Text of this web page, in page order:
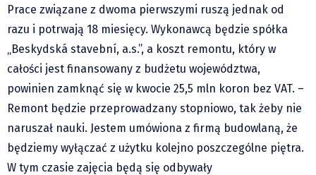
Wywiady
Rodziny wielodzietne
Nauka
Młodzi
Przedszkola
Szkoły podstawowe
Studia
Prace związane z dwoma pierwszymi ruszą jednak od
razu i potrwają 18 miesięcy. Wykonawcą będzie spółka
„Beskydská stavební, a.s.”, a koszt remontu, który w
całości jest finansowany z budżetu województwa,
powinien zamknąć się w kwocie 25,5 mln koron bez VAT. –
Remont będzie przeprowadzany stopniowo, tak żeby nie
naruszał nauki. Jestem umówiona z firmą budowlaną, że
będziemy wyłączać z użytku kolejno poszczególne piętra.
W tym czasie zajęcia będą się odbywały